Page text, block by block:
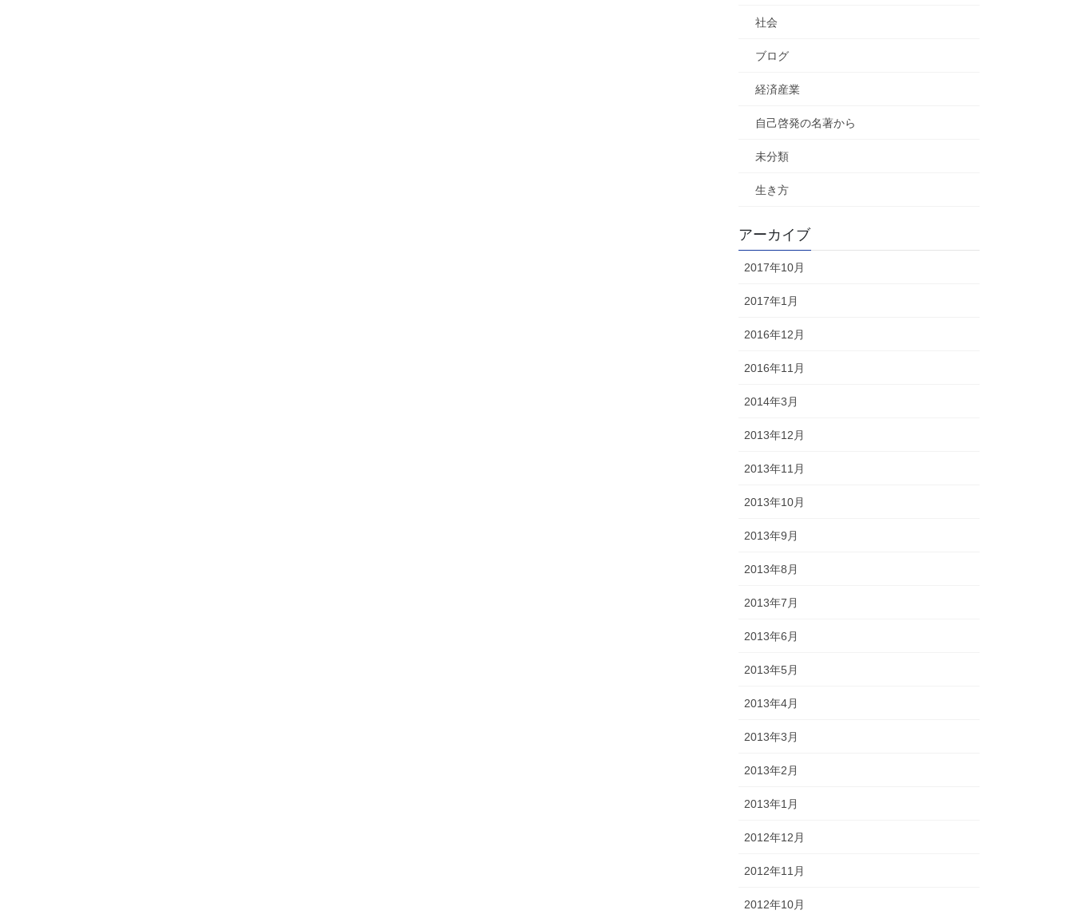
社会
ブログ
経済産業
自己啓発の名著から
未分類
生き方
アーカイブ
2017年10月
2017年1月
2016年12月
2016年11月
2014年3月
2013年12月
2013年11月
2013年10月
2013年9月
2013年8月
2013年7月
2013年6月
2013年5月
2013年4月
2013年3月
2013年2月
2013年1月
2012年12月
2012年11月
2012年10月